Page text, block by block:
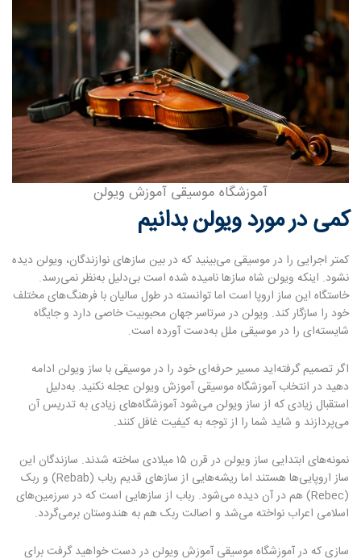
آموزشگاه موسیقی آموزش ویولن
کمی در مورد ویولن بدانیم
کمتر اجرایی را در موسیقی می‌بینید که در بین سازهای نوازندگان، ویولن دیده
نشود. اینکه ویولن شاه سازها نامیده شده است بی‌دلیل به‌نظر نمی‌رسد.
خاستگاه این ساز اروپا است اما توانسته در طول سالیان با فرهنگ‌های مختلف
خود را سازگار کند. ویولن در سرتاسر جهان محبوبیت خاصی دارد و جایگاه
شایسته‌ای را در موسیقی ملل به‌دست آورده است.
اگر تصمیم گرفته‌اید مسیر حرفه‌ای خود را در موسیقی با ساز ویولن ادامه
دهید در انتخاب آموزشگاه موسیقی آموزش ویولن عجله نکنید. به‌دلیل
استقبال زیادی که از ساز ویولن می‌شود آموزشگاه‌های زیادی به تدریس آن
می‌پردازند و شاید شما را از توجه به کیفیت غافل کنند.
نمونه‌های ابتدایی ساز ویولن در قرن ۱۵ میلادی ساخته شدند. سازندگان این
ساز اروپایی‌ها هستند اما ریشه‌هایی از سازهای قدیم رباب (Rebab) و ربک
(Rebec) هم در آن دیده می‌شود. رباب از سازهایی است که در سرزمین‌های
اسلامی اعراب نواخته می‌شد و اصالت ربک هم به هندوستان برمی‌گردد.
سازی که در آموزشگاه موسیقی آموزش ویولن در دست خواهید گرفت برای